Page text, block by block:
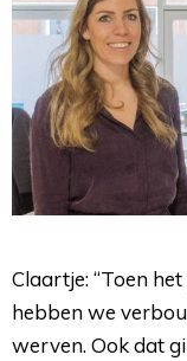
Claartje: “Toen
hebben we
werven. Ook dat